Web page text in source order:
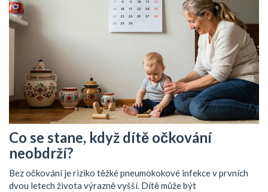
Co se stane, když dítě očkování
neobdrží?
Bez očkování je riziko těžké pneumokokové infekce v prvních
dvou letech života výrazně vyšší. Dítě může být